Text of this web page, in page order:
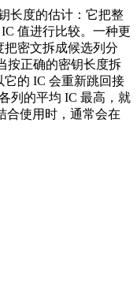
长度的估计：它把整
值进行比较。一种更
密文拆成候选列分
按正确的密钥长度拆
的 IC 会重新跳回接
列的平均 IC 最高，就
合使用时，通常会在